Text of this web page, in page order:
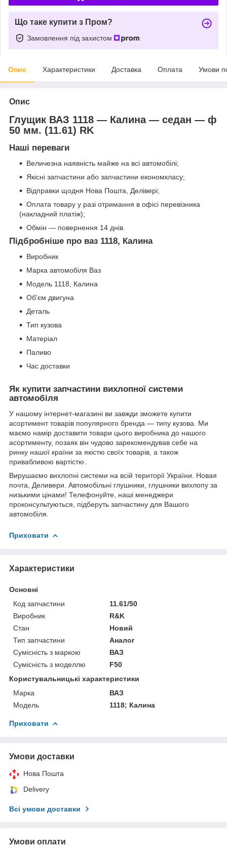
Що таке купити з Пром?
Замовлення під захистом
Опис Характеристики Доставка Оплата Умови
Опис
Глущик ВАЗ 1118 — Калина — седан — ф
50 мм. (11.61) RK
Наші переваги
Величезна наявність майже на всі автомобілі;
Якісні запчастини або запчастини економкласу;
Відправки щодня Нова Пошта, Делівері;
Оплата товару у разі отримання в офісі перевізника
(накладний платіж);
Обмін — повернення 14 днів.
Підбробніше про ваз 1118, Калина
Виробник
Марка автомобіля Ваз
Модель 1118, Калина
Об'єм двигуна
Деталь
Тип кузова
Матеріал
Паливо
Час доставки
Як купити запчастини вихлопної системи
автомобіля
У нашому інтернет-магазині ви завжди зможете купити
асортимент товарів популярного бренда — типу кузова. Ми
маємо намір доставити товари цього виробника до нашого
асортименту, позаяк він чудово зарекомендував себе на
ринку нашої країни за якістю своїх товарів, а також
привабливою вартістю.
Вирушаємо вихлопні системи на всій території України. Новая
почта, Деливери. Автомобільні глушники, глушники вихлопу за
низькими цінами! Телефонуйте, наші менеджери
проконсультуються, підберуть запчастину для Вашого
автомобіля.
Приховати
Характеристики
Основні
Код запчастини
11.61/50
Виробник
R&K
Стан
Новий
Тип запчастини
Аналог
Сумісність з маркою
ВАЗ
Сумісність з моделлю
F50
Користувальницькі характеристики
Марка
ВАЗ
Мoдель
1118; Калина
Приховати
Умови доставки
Нова Пошта
Delivery
Всі умови доставки
Умови оплати